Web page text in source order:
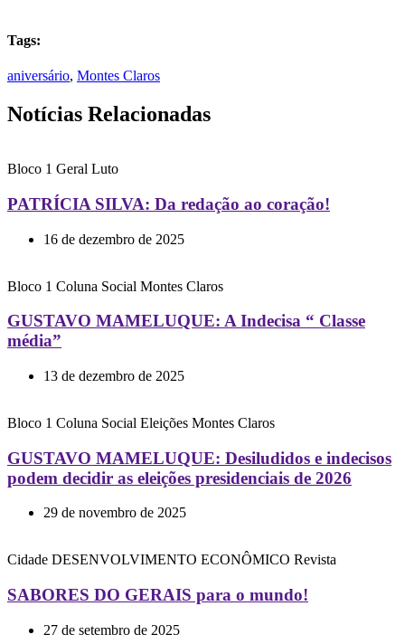
Tags:
aniversário, Montes Claros
Notícias Relacionadas
Bloco 1 Geral Luto
PATRÍCIA SILVA: Da redação ao coração!
16 de dezembro de 2025
Bloco 1 Coluna Social Montes Claros
GUSTAVO MAMELUQUE: A Indecisa “ Classe
média”
13 de dezembro de 2025
Bloco 1 Coluna Social Eleições Montes Claros
GUSTAVO MAMELUQUE: Desiludidos e indecisos
podem decidir as eleições presidenciais de 2026
29 de novembro de 2025
Cidade DESENVOLVIMENTO ECONÔMICO Revista
SABORES DO GERAIS para o mundo!
27 de setembro de 2025